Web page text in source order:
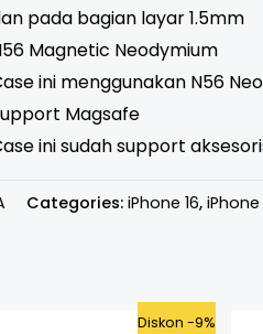
pada bagian layar 1.5mm
Magnetic Neodymium
ini menggunakan N56
Magsafe
ini sudah support
Categories: iPhone 16, iPhone
Diskon -9%
Current